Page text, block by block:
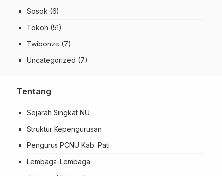
Sosok (6)
Tokoh (51)
Twibonze (7)
Uncategorized (7)
Tentang
Sejarah Singkat NU
Struktur Kepengurusan
Pengurus PCNU Kab. Pati
Lembaga-Lembaga